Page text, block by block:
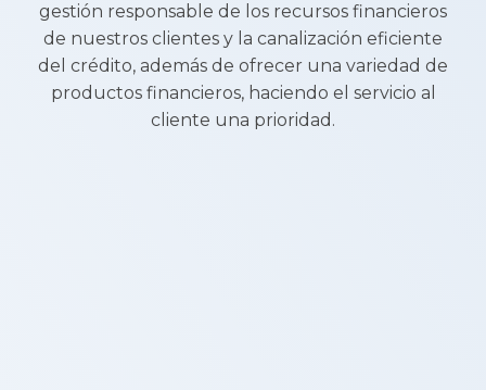
gestión responsable de los recursos financieros
de nuestros clientes y la canalización eficiente
del crédito, además de ofrecer una variedad de
productos financieros, haciendo el servicio al
cliente una prioridad.